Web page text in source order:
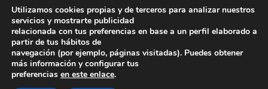
Aviso legal
Política de privacidad
Política de Cookies
Utilizamos cookies propias y de terceros para analizar nuestros
servicios y mostrarte publicidad
relacionada con tus preferencias en base a un perfil elaborado a
partir de tus hábitos de
navegación (por ejemplo, páginas visitadas). Puedes obtener
más información y configurar tus
preferencias en este enlace.